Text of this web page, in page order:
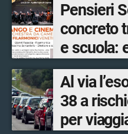
Pensieri
concreto
e scuola:
Al via
38 a
per